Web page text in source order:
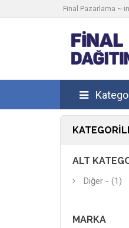
Final Pazarlama ~
ALT
Diğer - (1)
MARKA